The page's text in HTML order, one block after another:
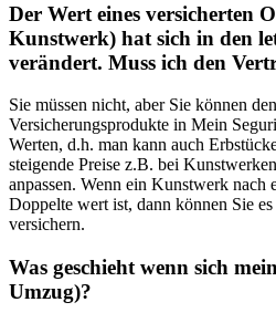
Der Wert eines versicherten
Kunstwerk) hat sich in den
verändert. Muss ich den
Sie müssen nicht, aber Sie können
Versicherungsprodukte in Mein
Werten, d.h. man kann auch
steigende Preise z.B. bei
anpassen. Wenn ein Kunstwerk nach
Doppelte wert ist, dann können Sie
versichern.
Was geschieht wenn sich
Umzug)?